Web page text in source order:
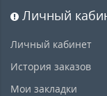
Личный
Личный кабинет
История заказов
Мои закладки